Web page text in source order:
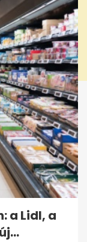
a Lidl, a